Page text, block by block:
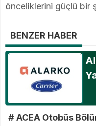
önceliklerini güçlü bir
BENZER HABER
# ACEA Otobüs